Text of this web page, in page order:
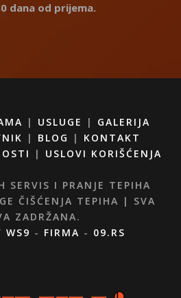
dana od prijema.
| USLUGE | GALERIJA
| BLOG | KONTAKT
| USLOVI KORIŠĆENJA
SERVIS I PRANJE TEPIHA
ČIŠĆENJA TEPIHA | SVA
ZADRŽANA.
WS9 - FIRMA - 09.RS